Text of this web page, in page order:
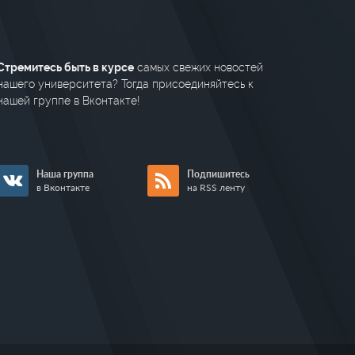
быть в курсе самых свежих новостей
университета? Тогда присоединяйтесь к
группе в Вконтакте!
Наша группа
в Вконтакте
Подпишитесь
на RSS ленту